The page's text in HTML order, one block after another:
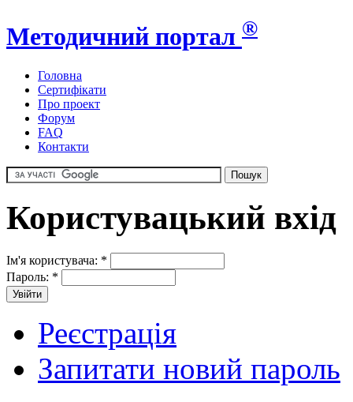
Методичний портал ®
Головна
Сертифікати
Про проект
Форум
FAQ
Контакти
Користувацький вхід
Ім'я користувача: *
Пароль: *
Реєстрація
Запитати новий пароль